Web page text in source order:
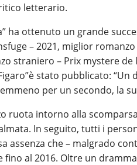
letterario.
ha ottenuto un grande
– 2021, miglior
straniero – Prix mystere
stato pubblicato:
per un secondo, la
ruota intorno alla
In seguito, tutti i
assenza che – malgrado
fino al 2016. Oltre un